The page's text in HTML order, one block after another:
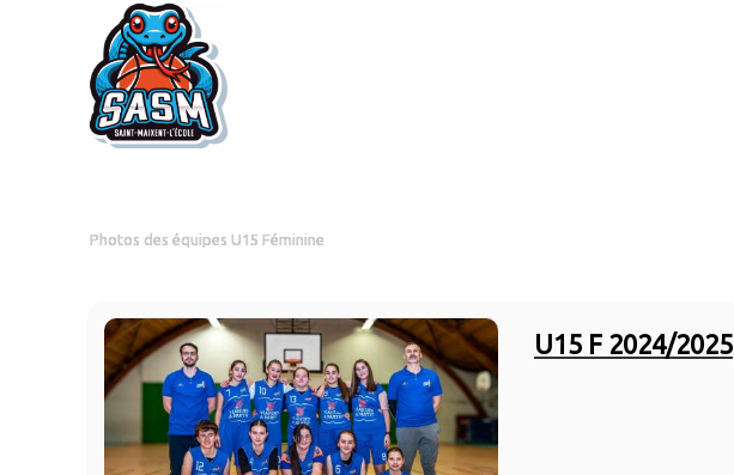
Photos des équipes U15 Féminine
U15 F 2024/2025